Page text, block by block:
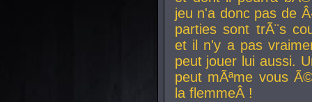
jeu n'a donc pas de
parties sont trÃ¨s
et il n'y a pas
peut jouer lui aussi.
peut mÃªme vous
la flemmeÂ !